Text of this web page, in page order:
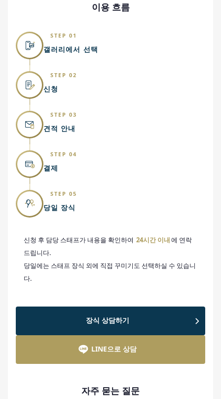
이용 흐름
STEP 01
갤러리에서 선택
STEP 02
신청
STEP 03
견적 안내
STEP 04
결제
STEP 05
당일 장식
신청 후 담당 스태프가 내용을 확인하여 24시간 이내에 연락
드립니다.
당일에는 스태프 장식 외에 직접 꾸미기도 선택하실 수 있습니
다.
장식 상담하기
LINE으로 상담
자주 묻는 질문